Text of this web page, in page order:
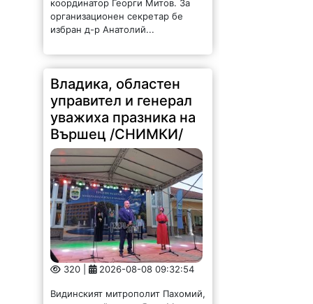
организационен секретар бе
избран д-р Анатолий...
Владика, областен
управител и генерал
уважиха празника на
Вършец /СНИМКИ/
320 | 2026-08-08 09:32:54
генерал-лейтенант Явор Матеев-